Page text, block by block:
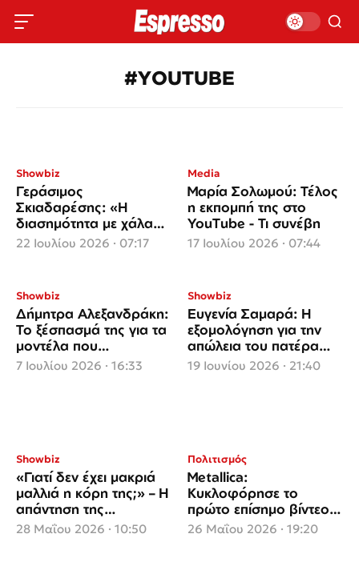
#YOUTUBE
Showbiz
Γεράσιμος
Σκιαδαρέσης: «Η
διασημότητα με χάλασε
– Έχασα δουλειές
22 Ιουλίου 2026 · 07:17
Media
Μαρία Σολωμού: Τέλος
η εκπομπή της στο
YouTube - Τι συνέβη
17 Ιουλίου 2026 · 07:44
Showbiz
Δήμητρα Αλεξανδράκη:
Το ξέσπασμά της για τα
μοντέλα που
απαξίωσαν τους
7 Ιουλίου 2026 · 16:33
Showbiz
Ευγενία Σαμαρά: Η
εξομολόγηση για την
απώλεια του πατέρα
της που συγκινεί
19 Ιουνίου 2026 · 21:40
Showbiz
«Γιατί δεν έχει μακριά
μαλλιά η κόρη της;» – Η
απάντηση της
Συνατσάκη
28 Μαΐου 2026 · 10:50
Πολιτισμός
Metallica:
Κυκλοφόρησε το
πρώτο επίσημο βίντεο
από τη συναυλία τους
26 Μαΐου 2026 · 19:20